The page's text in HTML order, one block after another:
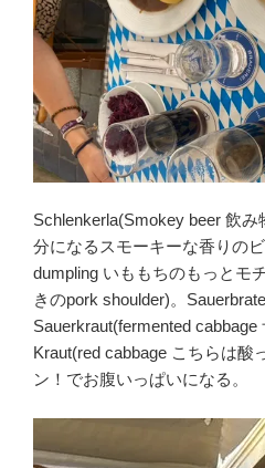
Schlenkerla(Smokey beer 飲
分になるスモーキーな香りの
dumpling いももちのもっとモ
きのpork shoulder)。
Sauerkraut(fermented
Kraut(red cabbage こちらは酸
ン！でお腹いっぱいになる。